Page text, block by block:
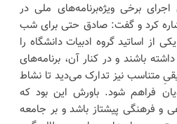
برخی ویژه‌برنامه‌های ملی در
کرد و گفت: صادق حتی برای شب
از اساتید گروه ادبیات دانشگاه را
باشند و در کنار آن، برنامه‌های
متناسب نیز تدارک می‌دید تا نشاط
فراهم شود. باورش این بود که
و فرهنگی پیشتاز باشد و بر جامعه